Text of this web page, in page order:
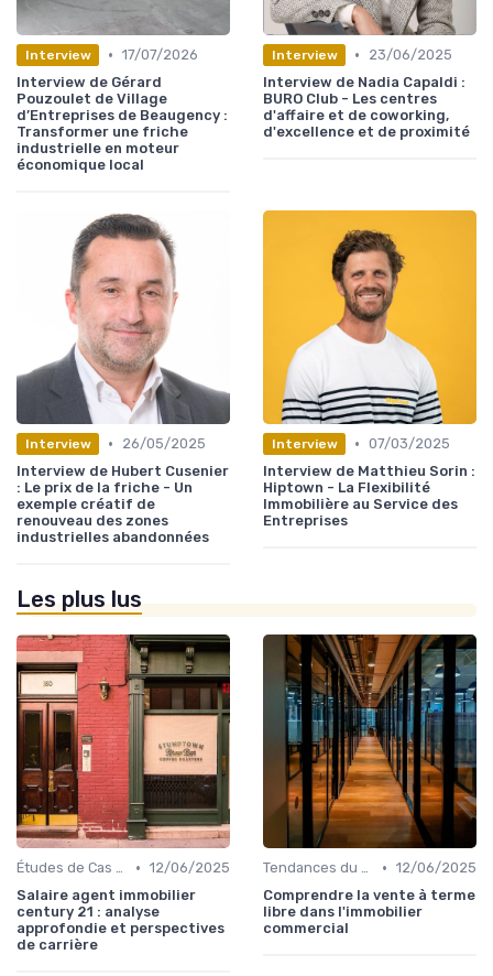
Interview • 17/07/2026
Interview de Gérard
Pouzoulet de Village
d’Entreprises de Beaugency :
Transformer une friche
industrielle en moteur
économique local
Interview •
23/06/2025
Interview de Nadia Capaldi :
BURO Club - Les centres
d'affaire et de coworking,
d'excellence et de proximité
Interview •
26/05/2025
Interview de Hubert Cusenier
: Le prix de la friche - Un
exemple créatif de
renouveau des zones
industrielles abandonnées
Interview • 07/03/2025
Interview de Matthieu Sorin :
Hiptown - La Flexibilité
Immobilière au Service des
Entreprises
Les plus lus
Études de Cas et Exemples de Réussite • 12/06/2025
Salaire agent immobilier
century 21 : analyse
approfondie et perspectives
de carrière
Tendances du Marché Immobilier Commercial • 12/06/2025
Comprendre la vente à terme
libre dans l'immobilier
commercial